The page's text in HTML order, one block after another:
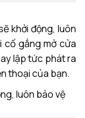
khởi động, luôn
cố gắng mở cửa
lập tức phát ra
thoại của bạn.